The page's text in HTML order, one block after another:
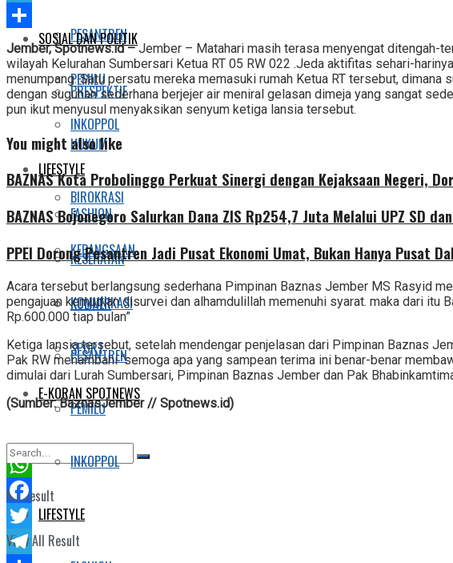
PESANTREN
PEMILU
INKOPPOL
LIFESTYLE
FASHION
KESEHATAN
KULINER
SPORT
E-KORAN SPOTNEWS
No Result
View All Result
SOSIAL DAN POLITIK
PRESPEKTIF
HUKUM
BIROKRASI
KEBANGSAAN
KOMUNIKASI
PESANTREN
PEMILU
INKOPPOL
LIFESTYLE
Telegram
Share
Jember, Spotnews.id –Jember – Matahari masih terasa menyengat ditengah-
wilayah Kelurahan Sumbersari Ketua RT 05 RW 022 .Jeda aktifitas sehari-
menumpang. Satu persatu mereka memasuki rumah Ketua RT tersebut,
dengan suguhan sederhana berjejer air meniral gelasan dimeja yang sangat
pun ikut menyusul menyaksikan senyum ketiga lansia tersebut.
You might also like
BAZNAS Kota Probolinggo Perkuat Sinergi dengan Kejaksaan Negeri,
BAZNAS Bojonegoro Salurkan Dana ZIS Rp254,7 Juta Melalui UPZ SD
PPEI Dorong Pesantren Jadi Pusat Ekonomi Umat, Bukan Hanya Pusat
Acara tersebut berlangsung sederhana Pimpinan Baznas Jember MS Rasyid
pengajuan kemudian disurvei dan alhamdulillah memenuhi syarat. maka dari
Rp.600.000 tiap bulan”
Ketiga lansia tersebut, setelah mendengar penjelasan dari Pimpinan Baznas
Pak RW menambahi “semoga apa yang sampean terima ini benar-benar
dimulai dari Lurah Sumbersari, Pimpinan Baznas Jember dan Pak
(Sumber: BaznasJember // Spotnews.id)
WhatsApp
Facebook
Twitter